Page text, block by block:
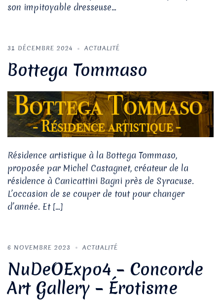
son impitoyable dresseuse…
31 DÉCEMBRE 2024 ACTUALITÉ
Bottega Tommaso
Résidence artistique à la Bottega Tommaso,
proposée par Michel Castagnet, créateur de la
résidence à Canicattini Bagni près de Syracuse.
L’occasion de se couper de tout pour changer
d’année. Et […]
6 NOVEMBRE 2023 ACTUALITÉ
NuDeOExpo4 – Concorde
Art Gallery – Érotisme